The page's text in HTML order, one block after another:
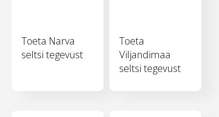
Toeta Narva
seltsi tegevust
Toeta
Viljandimaa
seltsi tegevust